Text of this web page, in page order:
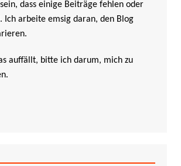
dass einige Beiträge fehlen oder
Ich arbeite emsig daran, den Blog
auffällt, bitte ich darum, mich zu